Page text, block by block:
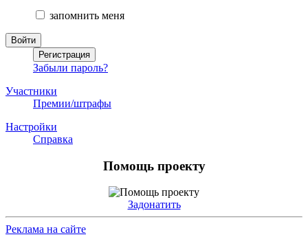
запомнить меня
Забыли пароль?
Участники
Премии/штрафы
Настройки
Справка
Помощь проекту
Задонатить
Реклама на сайте